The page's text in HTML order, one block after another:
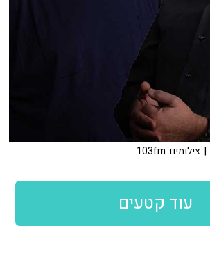
| צילומים: 103fm
עוד קטעים